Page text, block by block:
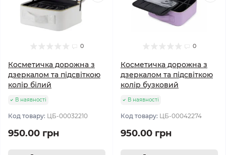
0
Косметичка дорожна з
дзеркалом та підсвіткою
колір білий
В наявності
Код товару: ЦБ-00032210
950.00 грн
0
Косметичка дорожна з
дзеркалом та підсвіткою
колір бузковий
В наявності
Код товару: ЦБ-00042274
950.00 грн